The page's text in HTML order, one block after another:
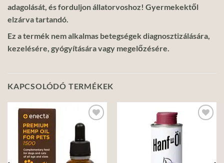
adagolását, és forduljon állatorvoshoz! Gyermekektől
elzárva tartandó.
Ez a termék nem alkalmas betegségek diagnosztizálására,
kezelésére, gyógyítására vagy megelőzésére.
KAPCSOLÓDÓ TERMÉKEK
Add to